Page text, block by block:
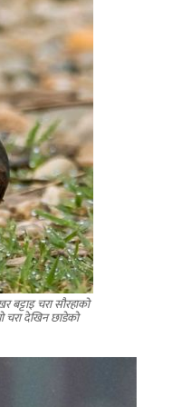
चरा सौरहाको
चरा देखिन छाडेको